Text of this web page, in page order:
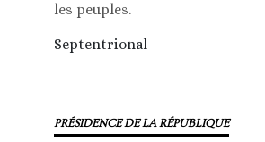
les peuples.
Septentrional
PRÉSIDENCE DE LA RÉPUBLIQUE